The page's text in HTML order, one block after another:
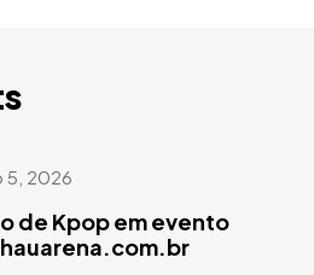
5, 2026
de Kpop em evento